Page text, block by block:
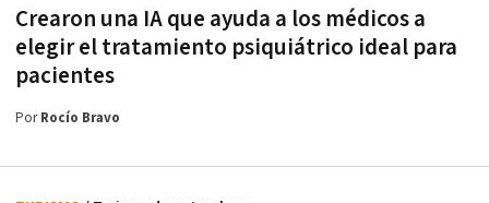
Crearon una IA que ayuda a los médicos a
elegir el tratamiento psiquiátrico ideal para
pacientes
PorRocío Bravo